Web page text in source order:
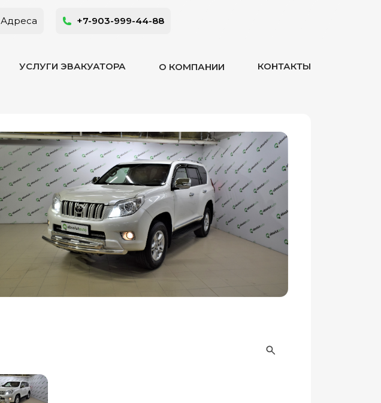
Адреса +7-903-999-44-88
УСЛУГИ ЭВАКУАТОРА О КОМПАНИИ КОНТАКТЫ